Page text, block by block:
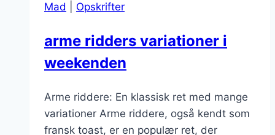
topping
Mad Opskrifter
arme ridders variationer i
weekenden
Arme riddere: En klassisk ret med mange
variationer Arme riddere, også kendt som
fransk toast, er en populær ret, der